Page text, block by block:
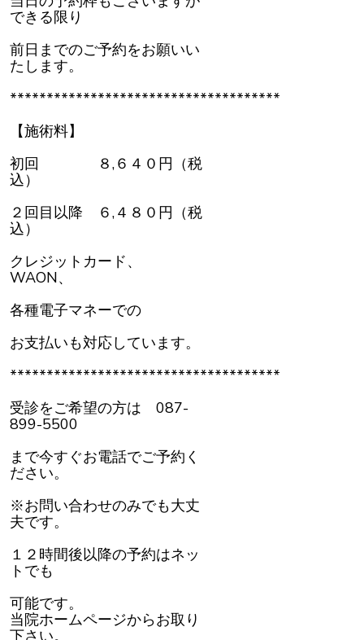
できる限り
前日までのご予約をお願いい
たします。
*************************************
【施術料】
初回 ８,６４０円（税
込）
２回目以降 ６,４８０円（税
込）
クレジットカード、
WAON、
各種電子マネーでの
お支払いも対応しています。
*************************************
受診をご希望の方は 087-
899-5500
まで今すぐお電話でご予約く
ださい。
※お問い合わせのみでも大丈
夫です。
１２時間後以降の予約はネッ
トでも
可能です。
当院ホームページからお取り
下さい。